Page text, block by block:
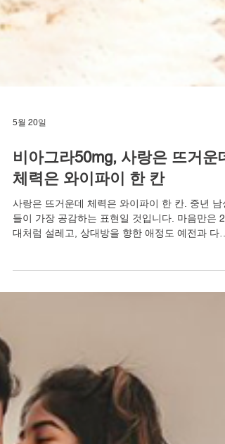
비아그라50mg, 사랑은 뜨거운데
체력은 와이파이 한 칸
사랑은 뜨거운데 체력은 와이파이 한 칸. 중년 남
지 않은데, 막상 중요한 순간이 되면 몸이 따라주
어진다 부부 또는 연인 사이에 성관계가 중요한 이
유는 단순한 육체적 결합 때문이 아닙니다. 그것은
서로를 온전히 인정하고 '나는 여전히 당신에게 매
력적인 사람'이라는 확인을 받는 가장 솔직한 대화
입니다. 그런데 발기부전이라는 현실이 찾아오면
성은 자연스럽게 자존감 하락을 경험합니다. 예전